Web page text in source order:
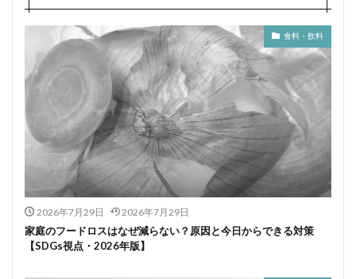
食料・飲料
2026年7月29日 2026年7月29日
家庭のフードロスはなぜ減らない？原因と今日からできる対策
【SDGs視点・2026年版】